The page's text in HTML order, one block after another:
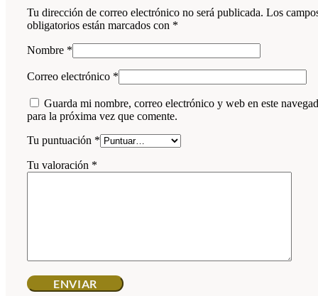
Tu dirección de correo electrónico no será publicada. Los
obligatorios están marcados con *
Nombre *
Correo electrónico *
Guarda mi nombre, correo electrónico y web en este
para la próxima vez que comente.
Tu puntuación *
Tu valoración *